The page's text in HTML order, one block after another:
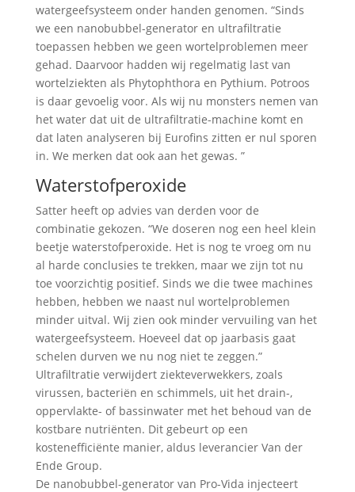
watergeefsysteem onder handen genomen. “Sinds
we een nanobubbel-generator en ultrafiltratie
toepassen hebben we geen wortelproblemen meer
gehad. Daarvoor hadden wij regelmatig last van
wortelziekten als Phytophthora en Pythium. Potroos
is daar gevoelig voor. Als wij nu monsters nemen van
het water dat uit de ultrafiltratie-machine komt en
dat laten analyseren bij Eurofins zitten er nul sporen
in. We merken dat ook aan het gewas. ”
Waterstofperoxide
Satter heeft op advies van derden voor de
combinatie gekozen. “We doseren nog een heel klein
beetje waterstofperoxide. Het is nog te vroeg om nu
al harde conclusies te trekken, maar we zijn tot nu
toe voorzichtig positief. Sinds we die twee machines
hebben, hebben we naast nul wortelproblemen
minder uitval. Wij zien ook minder vervuiling van het
watergeefsysteem. Hoeveel dat op jaarbasis gaat
schelen durven we nu nog niet te zeggen.”
Ultrafiltratie verwijdert ziekteverwekkers, zoals
virussen, bacteriën en schimmels, uit het drain-,
oppervlakte- of bassinwater met het behoud van de
kostbare nutriënten. Dit gebeurt op een
kostenefficiënte manier, aldus leverancier Van der
Ende Group.
De nanobubbel-generator van Pro-Vida injecteert